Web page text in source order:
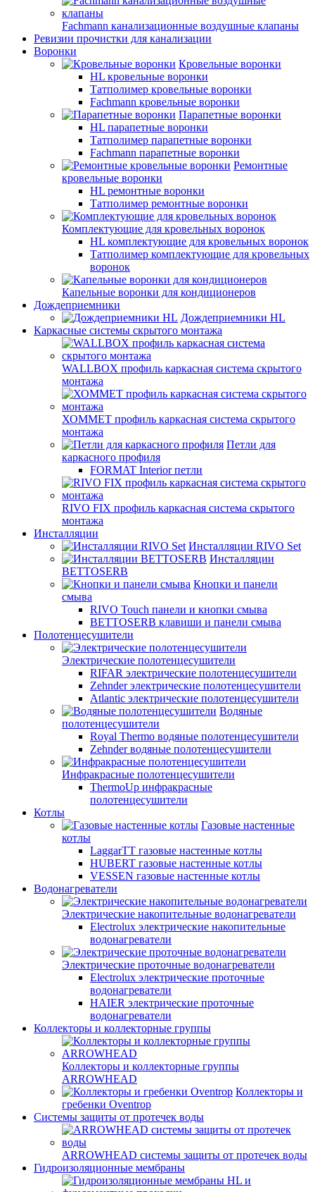
Fachmann канализационные воздушные клапаны
Ревизии прочистки для канализации
Воронки
Кровельные воронки
HL кровельные воронки
Татполимер кровельные воронки
Fachmann кровельные воронки
Парапетные воронки
HL парапетные воронки
Татполимер парапетные воронки
Fachmann парапетные воронки
Ремонтные
кровельные воронки
HL ремонтные воронки
Татполимер ремонтные воронки
Комплектующие для кровельных воронок
HL комплектующие для кровельных воронок
Татполимер комплектующие для кровельных
воронок
Капельные воронки для кондиционеров
Дождеприемники
Дождеприемники HL
Каркасные системы скрытого монтажа
WALLBOX профиль каркасная система скрытого
монтажа
ХОММЕТ профиль каркасная система скрытого
монтажа
Петли для
каркасного профиля
FORMAT Interior петли
RIVO FIX профиль каркасная система скрытого
монтажа
Инсталляции
Инсталляции RIVO Set
Инсталляции
BETTOSERB
Кнопки и панели
смыва
RIVO Touch панели и кнопки смыва
BETTOSERB клавиши и панели смыва
Полотенцесушители
Электрические полотенцесушители
RIFAR электрические полотенцесушители
Zehnder электрические полотенцесушители
Atlantic электрические полотенцесушители
Водяные
полотенцесушители
Royal Thermo водяные полотенцесушители
Zehnder водяные полотенцесушители
Инфракрасные полотенцесушители
ThermoUp инфракрасные
полотенцесушители
Котлы
Газовые настенные
котлы
LaggarTT газовые настенные котлы
HUBERT газовые настенные котлы
VESSEN газовые настенные котлы
Водонагреватели
Электрические накопительные водонагреватели
Electrolux электрические накопительные
водонагреватели
Электрические проточные водонагреватели
Electrolux электрические проточные
водонагреватели
HAIER электрические проточные
водонагреватели
Коллекторы и коллекторные группы
Коллекторы и коллекторные группы
ARROWHEAD
Коллекторы и
гребенки Oventrop
Системы защиты от протечек воды
ARROWHEAD системы защиты от протечек воды
Гидроизоляционные мембраны